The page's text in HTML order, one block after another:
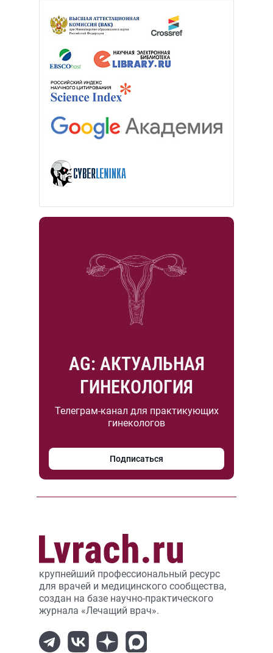
AG: АКТУАЛЬНАЯ
ГИНЕКОЛОГИЯ
Телеграм-канал для практикующих
гинекологов
Подписаться
крупнейший профессиональный ресурс
для врачей и медицинского сообщества,
создан на базе научно-практического
журнала «Лечащий врач».